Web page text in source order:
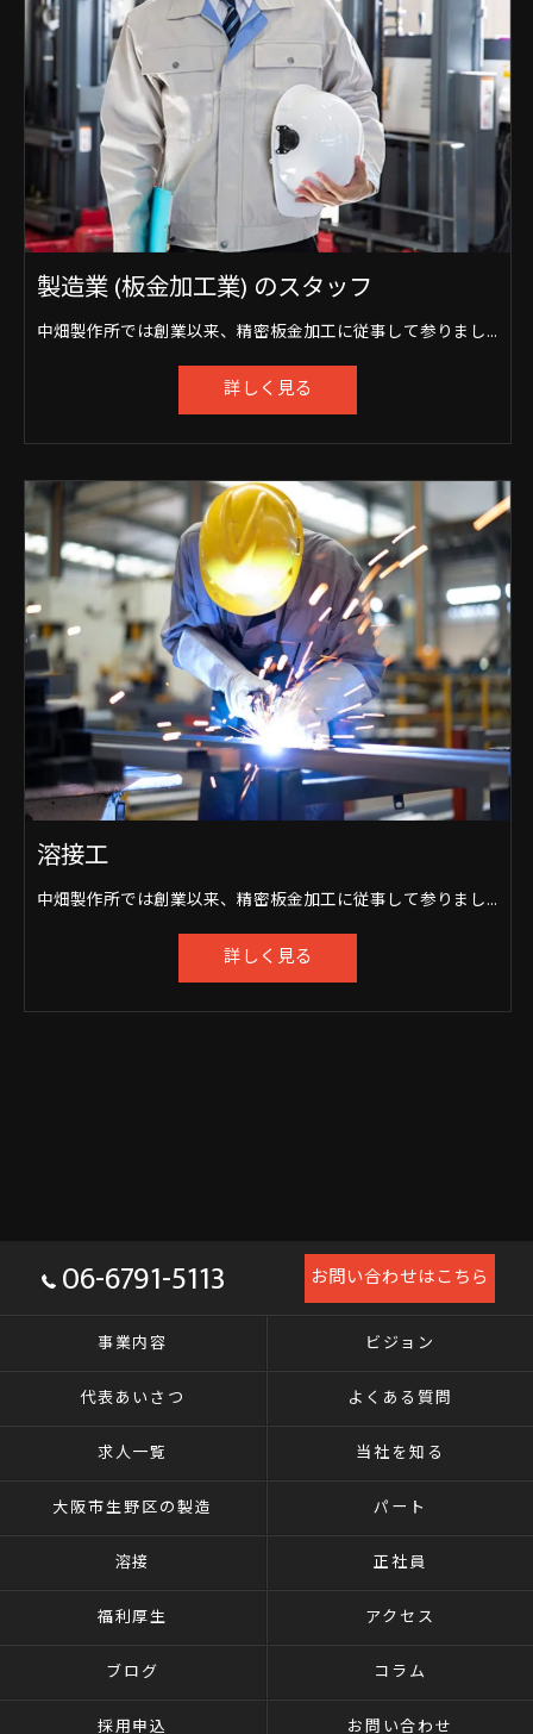
製造業 (板金加工業) のスタッフ
中畑製作所では創業以来、精密板金加工に従事して参りました。 QDCシステム (簡易金型) を取り入れたプレス加工や、レーザー加工機、タレパン、すべての溶接機を駆使した精密板金加工を得意としております。
詳しく見る
溶接工
中畑製作所では創業以来、精密板金加工に従事して参りました。 QDCシステム (簡易金型) を取り入れたプレス加工や、レーザー加工機、タレパン、すべての溶接機を駆使した精密板金加工を得意としております。
詳しく見る
06-6791-5113 お問い合わせはこちら
事業内容 ビジョン
代表あいさつ よくある質問
求人一覧 当社を知る
大阪市生野区の製造 パート
溶接 正社員
福利厚生 アクセス
ブログ コラム
採用申込 お問い合わせ